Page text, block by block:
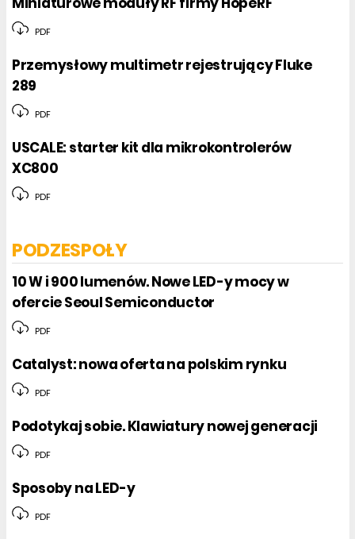
PDF
Przemysłowy multimetr rejestrujący Fluke
289
PDF
USCALE: starter kit dla mikrokontrolerów
XC800
PDF
PODZESPOŁY
10 W i 900 lumenów. Nowe LED-y mocy w
ofercie Seoul Semiconductor
PDF
Catalyst: nowa oferta na polskim rynku
PDF
Podotykaj sobie. Klawiatury nowej generacji
PDF
Sposoby na LED-y
PDF